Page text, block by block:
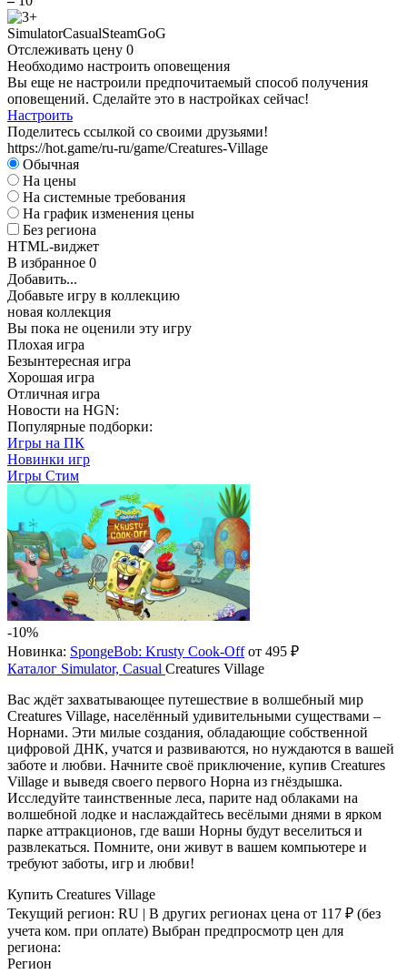
SimulatorCasualSteamGoG
Отслеживать цену 0
Необходимо настроить оповещения
Вы еще не настроили предпочитаемый способ получения
оповещений. Сделайте это в настройках сейчас!
Настроить
Поделитесь ссылкой со своими друзьями!
https://hot.game/ru-ru/game/Creatures-Village
Обычная
На цены
На системные требования
На график изменения цены
Без региона
HTML-виджет
В избранное 0
Добавить...
Добавьте игру в коллекцию
новая коллекция
Вы пока не оценили эту игру
Плохая игра
Безынтересная игра
Хорошая игра
Отличная игра
Новости на HGN:
Популярные подборки:
Игры на ПК
Новинки игр
Игры Стим
-10%
Новинка: SpongeBob: Krusty Cook-Offот 495 ₽
Каталог Simulator, Casual Creatures Village
Вас ждёт захватывающее путешествие в волшебный мир
Creatures Village, населённый удивительными существами –
Норнами. Эти милые создания, обладающие собственной
цифровой ДНК, учатся и развиваются, но нуждаются в вашей
заботе и любви. Начните своё приключение, купив Creatures
Village и выведя своего первого Норна из гнёздышка.
Исследуйте таинственные леса, парите над облаками на
волшебной лодке и наслаждайтесь весёлыми днями в ярком
парке аттракционов, где ваши Норны будут веселиться и
развлекаться. Помните, они живут в вашем компьютере и
требуют заботы, игр и любви!
Купить Creatures Village
Текущий регион: RU | В других регионах цена от 117 ₽ (без
учета ком. при оплате) Выбран предпросмотр цен для
региона:
Регион